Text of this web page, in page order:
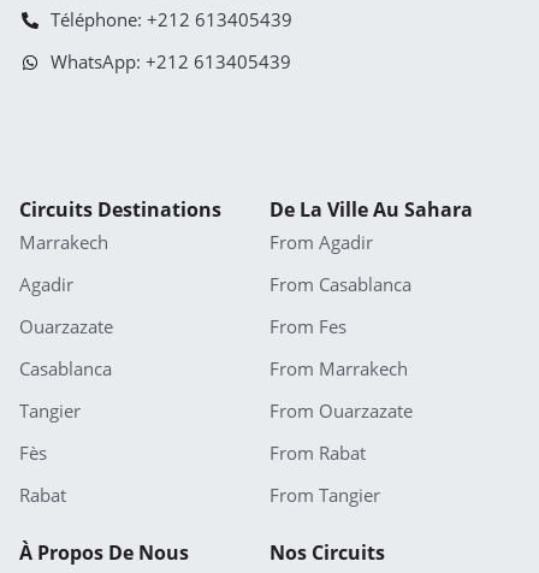
Téléphone: +212 613405439
WhatsApp: +212 613405439
Circuits Destinations
Marrakech
Agadir
Ouarzazate
Casablanca
Tangier
Fès
Rabat
De La Ville Au Sahara
From Agadir
From Casablanca
From Fes
From Marrakech
From Ouarzazate
From Rabat
From Tangier
À Propos De Nous Nos Circuits